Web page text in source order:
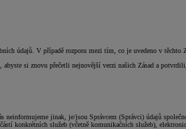
údajů. V případě rozporu mezi tím, co je uvedeno v
si znovu přečetli nejnovější verzi našich Zásad a
neinformujeme jinak, je/jsou Správcem (Správci) údajů
konkrétních služeb (včetně komunikačních služeb),